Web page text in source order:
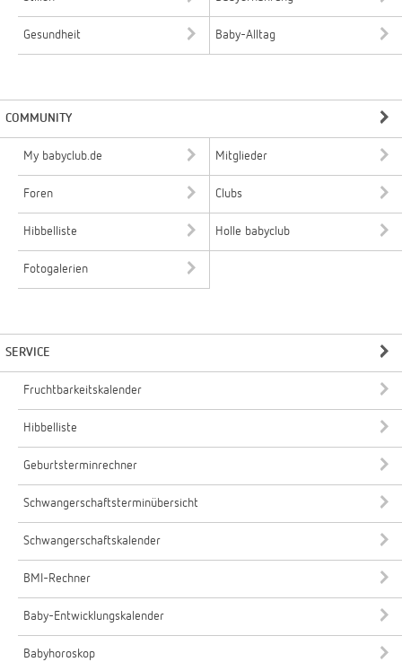
Gesundheit Baby-Alltag
COMMUNITY
My babyclub.de Mitglieder
Foren Clubs
Hibbelliste Holle babyclub
Fotogalerien
SERVICE
Fruchtbarkeitskalender
Hibbelliste
Geburtsterminrechner
Schwangerschaftsterminübersicht
Schwangerschaftskalender
BMI-Rechner
Baby-Entwicklungskalender
Babyhoroskop